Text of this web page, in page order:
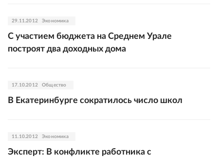
29.11.2012 Экономика
С участием бюджета на Среднем Урале
построят два доходных дома
17.10.2012 Общество
В Екатеринбурге сократилось число школ
11.10.2012 Экономика
Эксперт: В конфликте работника с